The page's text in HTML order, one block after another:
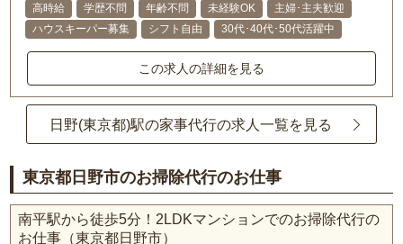
高時給
学歴不問 年齢不問 未経験OK
主婦･主夫歓迎
ハウスキーパー募集
シフト自由 30代･40代･50代活躍中
この求人の詳細を見る
日野(東京都)駅の家事代行の求人一覧を見る
東京都日野市のお掃除代行のお仕事
南平駅から徒歩5分！2LDKマンションでのお掃除代行の
お仕事（東京都日野市）